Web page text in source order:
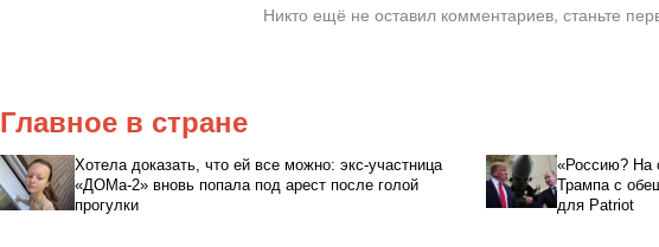
Никто ещё не оставил комментариев, станьте
Главное в стране
Хотела доказать, что ей все можно: экс-участница
«ДОМа-2» вновь попала под арест после голой
прогулки
«Россию? На
Трампа с
для Patriot